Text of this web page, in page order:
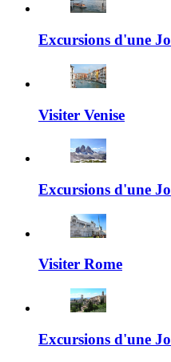
Excursions d'une
Visiter Venise
Excursions d'une
Visiter Rome
Excursions d'une